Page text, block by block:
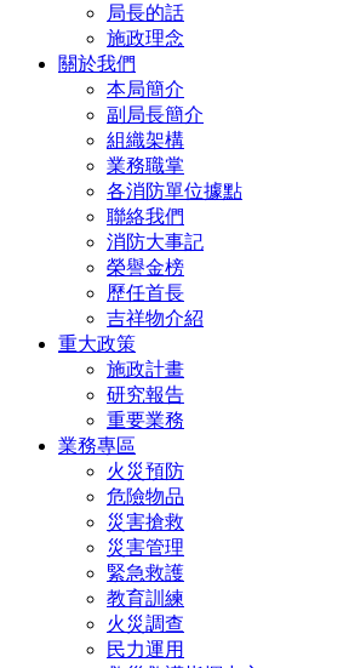
局長的話
施政理念
關於我們
本局簡介
副局長簡介
組織架構
業務職掌
各消防單位據點
聯絡我們
消防大事記
榮譽金榜
歷任首長
吉祥物介紹
重大政策
施政計畫
研究報告
重要業務
業務專區
火災預防
危險物品
災害搶救
災害管理
緊急救護
教育訓練
火災調查
民力運用